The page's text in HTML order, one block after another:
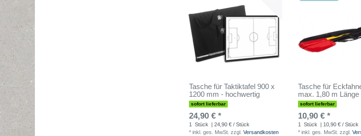
Tasche für Taktiktafel 900 x
1200 mm - hochwertig
sofort lieferbar
24,90 € *
1 Stück
| 24,90 € / Stück
* inkl. ges. MwSt. zzgl. Versandkosten
Tasche für
max. 1,80 m Länge
sofort lieferbar
10,90 € *
1 Stück
| 10,90 € / Stück
* inkl. ges. MwSt. zzgl.